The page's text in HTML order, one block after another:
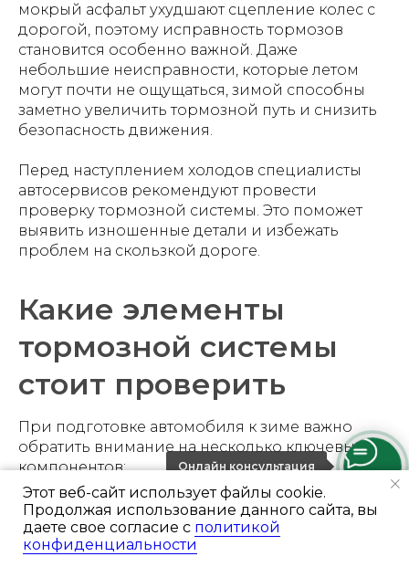
Этот веб-сайт использует файлы cookie.
Продолжая использование данного сайта, вы
даете свое согласие с политикой
конфиденциальности
Онлайн консультация
Ремонт Диагностика и ТО
мокрый асфальт ухудшают сцепление колес с
дорогой, поэтому исправность тормозов
становится особенно важной. Даже
небольшие неисправности, которые летом
могут почти не ощущаться, зимой способны
заметно увеличить тормозной путь и снизить
безопасность движения.
Перед наступлением холодов специалисты
автосервисов рекомендуют провести
проверку тормозной системы. Это поможет
выявить изношенные детали и избежать
проблем на скользкой дороге.
Какие элементы
тормозной системы
стоит проверить
При подготовке автомобиля к зиме важно
обратить внимание на несколько ключевых
компонентов:
состояние тормозных колодок
износ тормозных дисков